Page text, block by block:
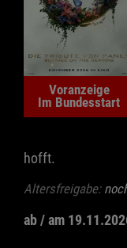
Voranzeige
Im Bundesstart
hofft.
Altersfreigabe:
ab / am